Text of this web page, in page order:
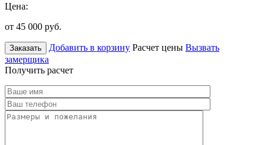
Цена:
от 45 000 руб.
Заказать Добавить в корзину Расчет цены Вызвать
замерщика
Получить расчет